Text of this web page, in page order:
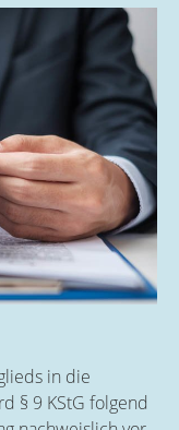
in die
§ 9 KStG folgend